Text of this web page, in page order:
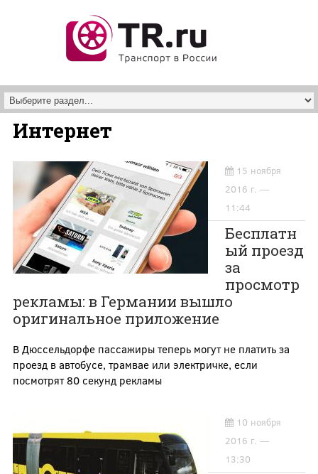
Интернет
15 ноября
2016 г. —
11:44
Бесплатн
ый проезд
за
просмотр
рекламы: в Германии вышло
оригинальное приложение
В Дюссельдорфе пассажиры теперь могут не платить за
проезд в автобусе, трамвае или электричке, если
посмотрят 80 секунд рекламы
10 ноября
2016 г. —
13:30